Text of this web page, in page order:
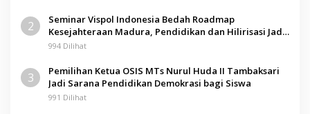
2
Seminar Vispol Indonesia Bedah Roadmap
Kesejahteraan Madura, Pendidikan dan Hilirisasi Jadi
Kunci
994 Dilihat
3
Pemilihan Ketua OSIS MTs Nurul Huda II Tambaksari
Jadi Sarana Pendidikan Demokrasi bagi Siswa
991 Dilihat